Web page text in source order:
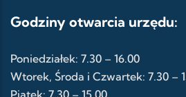
Godziny otwarcia urzędu:
Poniedziałek: 7.30 – 16.00
Wtorek, Środa i Czwartek: 7.30 –
Piątek: 7.30 – 15.00